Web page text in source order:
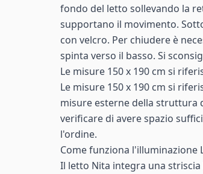
fondo del letto sollevando la
supportano il movimento.
con velcro. Per chiudere è
spinta verso il basso. Si
Le misure 150 x 190 cm si
Le misure 150 x 190 cm si
misure esterne della struttura
verificare di avere spazio
l'ordine.
Come funziona l'illuminazione
Il letto Nita integra una striscia